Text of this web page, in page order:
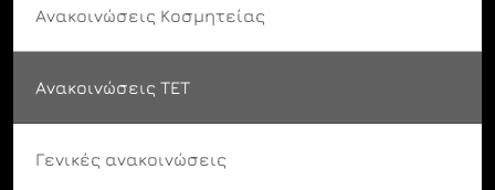
Ανακοινώσεις Κοσμητείας
Ανακοινώσεις ΤΕΤ
Γενικές ανακοινώσεις